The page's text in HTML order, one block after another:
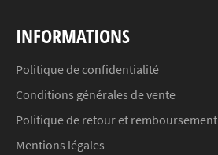
INFORMATIONS
Politique de confidentialité
Conditions générales de vente
Politique de retour et remboursement
Mentions légales